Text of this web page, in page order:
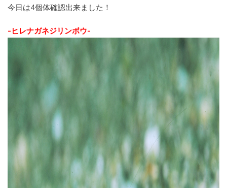
今日は4個体確認出来ました！
-ヒレナガネジリンボウ-